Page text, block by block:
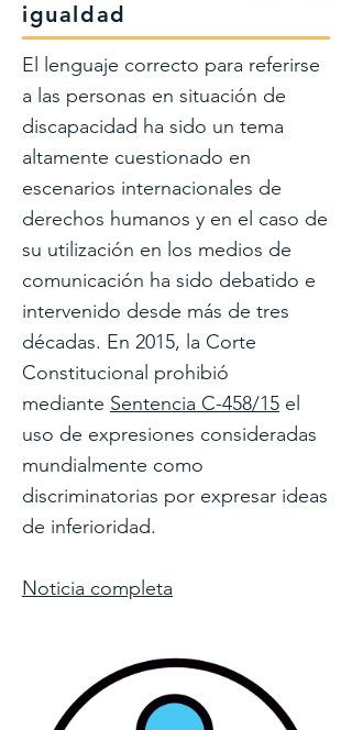
igualdad
El lenguaje correcto para referirse
a las personas en situación de
discapacidad ha sido un tema
altamente cuestionado en
escenarios internacionales de
derechos humanos y en el caso de
su utilización en los medios de
comunicación ha sido debatido e
intervenido desde más de tres
décadas. En 2015, la Corte
Constitucional prohibió
mediante Sentencia C-458/15 el
uso de expresiones consideradas
mundialmente como
discriminatorias por expresar ideas
de inferioridad.
Noticia completa